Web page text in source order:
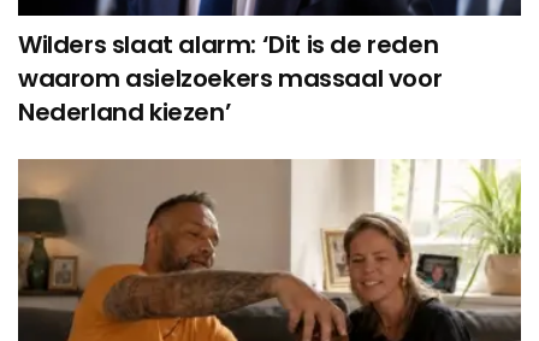
Wilders slaat alarm: ‘Dit is de reden
waarom asielzoekers massaal voor
Nederland kiezen’